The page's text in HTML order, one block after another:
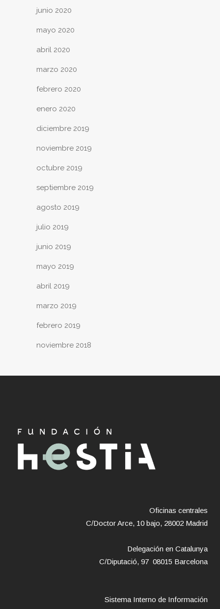
junio 2020
mayo 2020
abril 2020
marzo 2020
febrero 2020
enero 2020
diciembre 2019
noviembre 2019
octubre 2019
septiembre 2019
agosto 2019
julio 2019
junio 2019
mayo 2019
abril 2019
marzo 2019
febrero 2019
noviembre 2018
Oficinas centrales
C/Doctor Arce, 10 bajo, 28002 Madrid
Delegación en Catalunya
C/Diputació, 97 08015 Barcelona
Sistema Interno de Información